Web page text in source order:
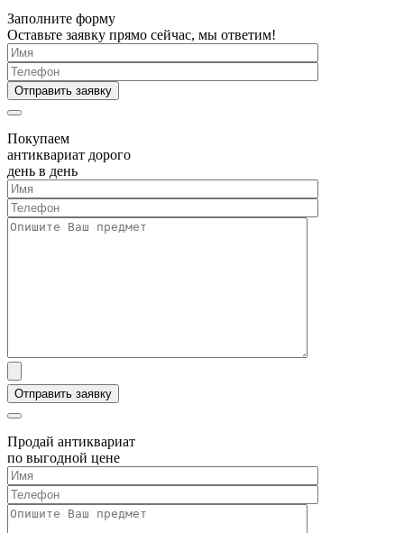
Заполните форму
Оставьте заявку прямо сейчас, мы ответим!
Покупаем
антиквариат дорого
день в день
Продай антиквариат
по выгодной цене